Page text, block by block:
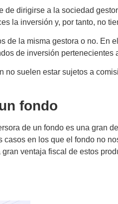
de dirigirse a la sociedad
la inversión y, por tanto, no
de la misma gestora o no.
de inversión
no suelen estar sujetos a
fondo
de un fondo es una gran
casos en los que el fondo no
ventaja fiscal de estos